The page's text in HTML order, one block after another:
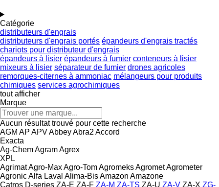
Catégorie
distributeurs d'engrais
distributeurs d'engrais portés épandeurs d'engrais tractés
chariots pour distributeur d'engrais
épandeurs à lisier épandeurs à fumier conteneurs à lisier
mixeurs à lisier séparateur de fumier drones agricoles
remorques-citernes à ammoniac mélangeurs pour produits
chimiques services agrochimiques
tout afficher
Marque
Aucun résultat trouvé pour cette recherche
AGM AP APVAbbeyAbra2 Accord
Exacta
Ag-ChemAgramAgrex
XPL
AgrimatAgro-MaxAgro-TomAgromeksAgrometAgrometer
AgronicAlfa Laval Alima-BisAmazon Amazone
Catros D-series ZA-E ZA-F ZA-M ZA-TS ZA-U ZA-V ZA-X ZG-